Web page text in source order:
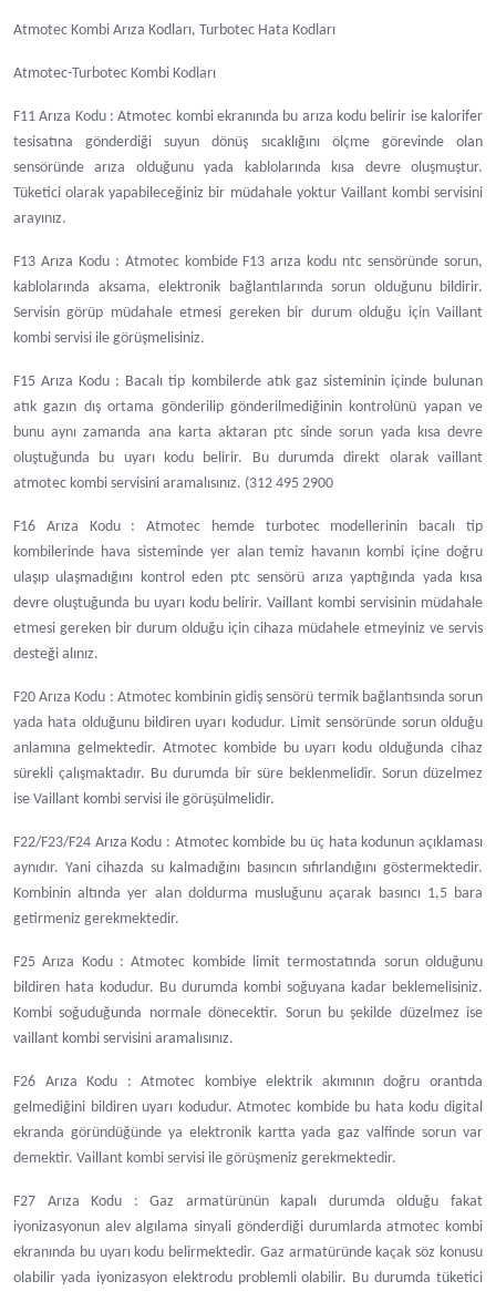
Atmotec Kombi Arıza Kodları, Turbotec Hata Kodları
Atmotec-Turbotec Kombi Kodları
F11 Arıza Kodu : Atmotec kombi ekranında bu arıza kodu belirir ise kalorifer
tesisatına gönderdiği suyun dönüş sıcaklığını ölçme görevinde olan
sensöründe arıza olduğunu yada kablolarında kısa devre oluşmuştur.
Tüketici olarak yapabileceğiniz bir müdahale yoktur Vaillant kombi servisini
arayınız.
F13 Arıza Kodu : Atmotec kombide F13 arıza kodu ntc sensöründe sorun,
kablolarında aksama, elektronik bağlantılarında sorun olduğunu bildirir.
Servisin görüp müdahale etmesi gereken bir durum olduğu için Vaillant
kombi servisi ile görüşmelisiniz.
F15 Arıza Kodu : Bacalı tip kombilerde atık gaz sisteminin içinde bulunan
atık gazın dış ortama gönderilip gönderilmediğinin kontrolünü yapan ve
bunu aynı zamanda ana karta aktaran ptc sinde sorun yada kısa devre
oluştuğunda bu uyarı kodu belirir. Bu durumda direkt olarak vaillant
atmotec kombi servisini aramalısınız. (312 495 2900
F16 Arıza Kodu : Atmotec hemde turbotec modellerinin bacalı tip
kombilerinde hava sisteminde yer alan temiz havanın kombi içine doğru
ulaşıp ulaşmadığını kontrol eden ptc sensörü arıza yaptığında yada kısa
devre oluştuğunda bu uyarı kodu belirir. Vaillant kombi servisinin müdahale
etmesi gereken bir durum olduğu için cihaza müdahele etmeyiniz ve servis
desteği alınız.
F20 Arıza Kodu : Atmotec kombinin gidiş sensörü termik bağlantısında sorun
yada hata olduğunu bildiren uyarı kodudur. Limit sensöründe sorun olduğu
anlamına gelmektedir. Atmotec kombide bu uyarı kodu olduğunda cihaz
sürekli çalışmaktadır. Bu durumda bir süre beklenmelidir. Sorun düzelmez
ise Vaillant kombi servisi ile görüşülmelidir.
F22/F23/F24 Arıza Kodu : Atmotec kombide bu üç hata kodunun açıklaması
aynıdır. Yani cihazda su kalmadığını basıncın sıfırlandığını göstermektedir.
Kombinin altında yer alan doldurma musluğunu açarak basıncı 1,5 bara
getirmeniz gerekmektedir.
F25 Arıza Kodu : Atmotec kombide limit termostatında sorun olduğunu
bildiren hata kodudur. Bu durumda kombi soğuyana kadar beklemelisiniz.
Kombi soğuduğunda normale dönecektir. Sorun bu şekilde düzelmez ise
vaillant kombi servisini aramalısınız.
F26 Arıza Kodu : Atmotec kombiye elektrik akımının doğru orantıda
gelmediğini bildiren uyarı kodudur. Atmotec kombide bu hata kodu digital
ekranda göründüğünde ya elektronik kartta yada gaz valfinde sorun var
demektir. Vaillant kombi servisi ile görüşmeniz gerekmektedir.
F27 Arıza Kodu : Gaz armatürünün kapalı durumda olduğu fakat
iyonizasyonun alev algılama sinyali gönderdiği durumlarda atmotec kombi
ekranında bu uyarı kodu belirmektedir. Gaz armatüründe kaçak söz konusu
olabilir yada iyonizasyon elektrodu problemli olabilir. Bu durumda tüketici